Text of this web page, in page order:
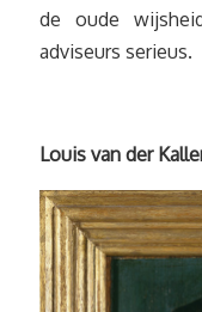
de oude
adviseurs serieus.
Louis van der